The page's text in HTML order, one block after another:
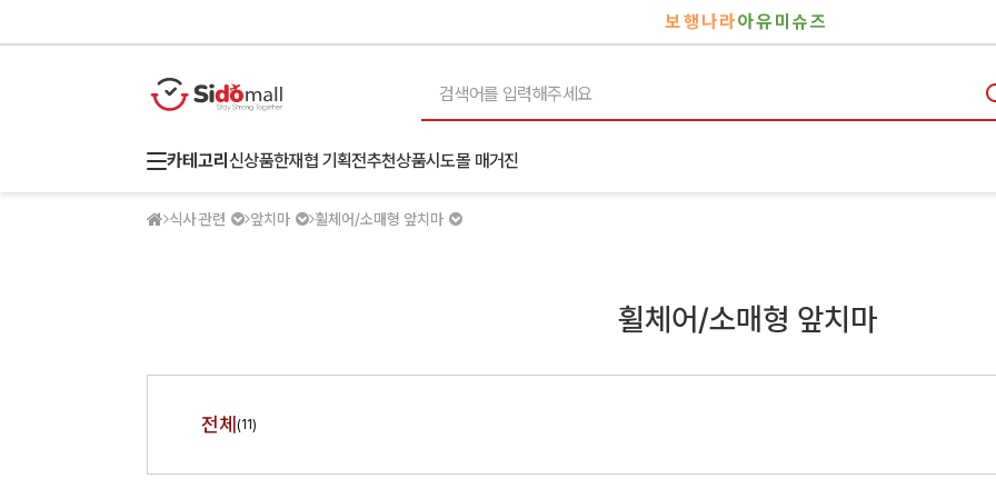
보행나라아유미슈즈
카테고리 신상품한재협 기획전추천상품시도몰 매거진
식사 관련 앞치마 휠체어/소매형 앞치마
휠체어/소매형 앞치마
전체 (11)